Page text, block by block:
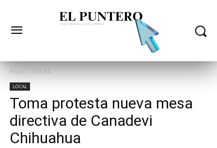
Inicio LOCAL
LOCAL
Toma protesta nueva mesa
directiva de Canadevi
Chihuahua